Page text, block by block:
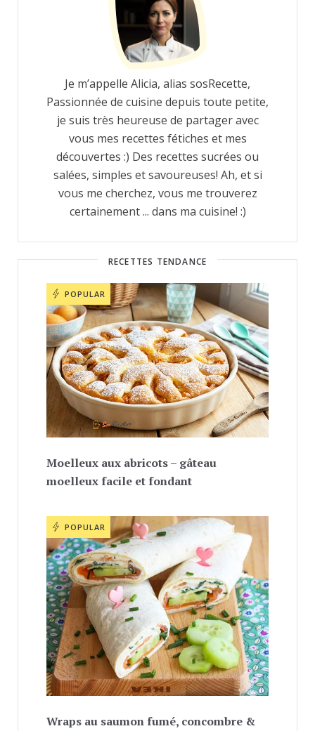
Je m’appelle Alicia, alias sosRecette,
Passionnée de cuisine depuis toute petite,
je suis très heureuse de partager avec
vous mes recettes fétiches et mes
découvertes :) Des recettes sucrées ou
salées, simples et savoureuses! Ah, et si
vous me cherchez, vous me trouverez
certainement ... dans ma cuisine! :)
RECETTES TENDANCE
POPULAR
Moelleux aux abricots – gâteau
moelleux facile et fondant
POPULAR
Wraps au saumon fumé, concombre &